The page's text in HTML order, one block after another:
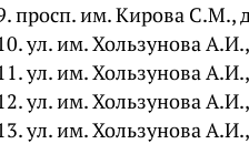
просп. им. Кирова С.М.,
ул. им. Хользунова
ул. им. Хользунова
ул. им. Хользунова
ул. им. Хользунова